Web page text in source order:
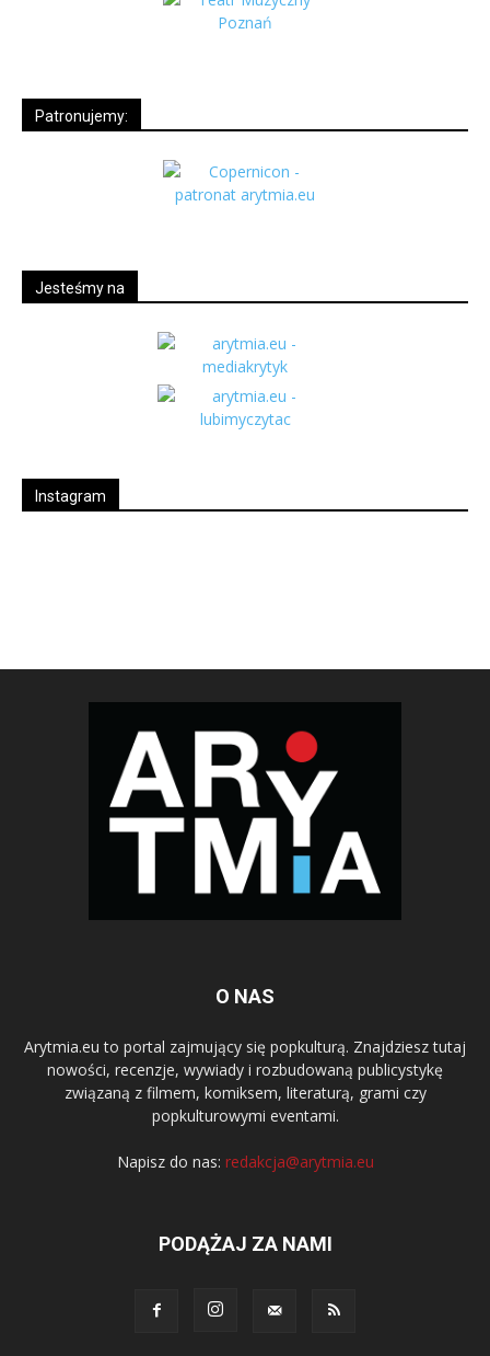
Patronujemy:
Jesteśmy na
Instagram
O NAS
Arytmia.eu to portal zajmujący się popkulturą. Znajdziesz tutaj
nowości, recenzje, wywiady i rozbudowaną publicystykę
związaną z filmem, komiksem, literaturą, grami czy
popkulturowymi eventami.
Napisz do nas: redakcja@arytmia.eu
PODĄŻAJ ZA NAMI